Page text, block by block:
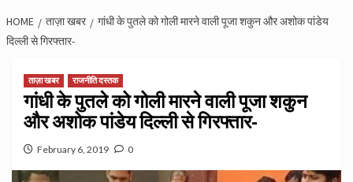
HOME ताज़ा खबर
गांधी के पुतले को गोली मारने वाली पूजा शकुन और अशोक पांडेय
दिल्ली से गिरफ्तार-
ताज़ा खबर राजनीति दस्तक
गांधी के पुतले को गोली मारने वाली पूजा शकुन
और अशोक पांडेय दिल्ली से गिरफ्तार-
February 6, 2019 0